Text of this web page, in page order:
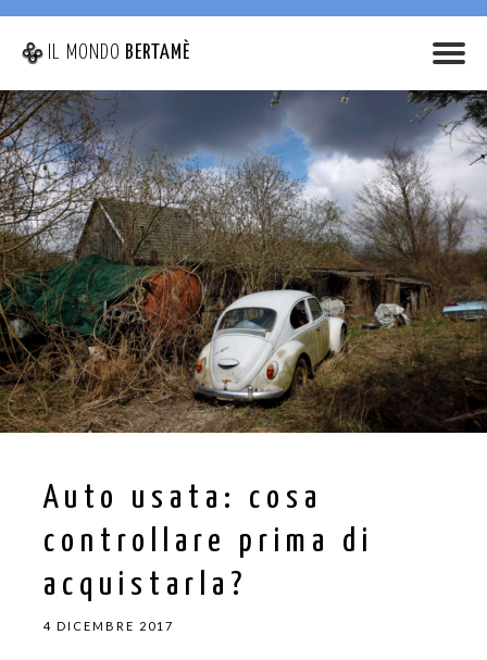
IL MONDO BERTAMÈ
Auto usata: cosa
controllare prima di
acquistarla?
4 DICEMBRE 2017